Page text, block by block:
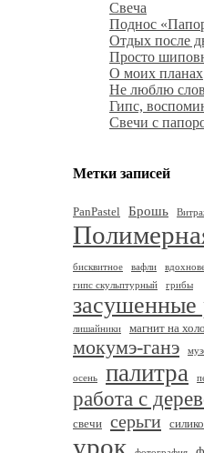
Свеча
Поднос
Отдых после
Просто
О моих планах
Не люблю
Гипс,
Свечи с
Метки записей
PanPastel Брошь
бисквитное вафли
гипс скульптурный грибы
засушенные
лишайники
магнит на
мокумэ-ганэ
осень палитра
работа с
свечи серьги
урок